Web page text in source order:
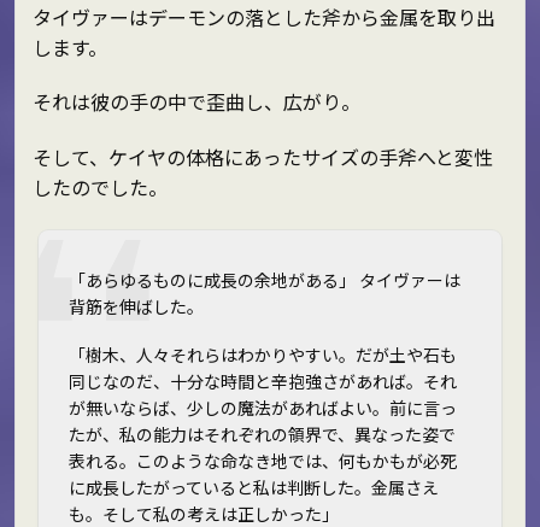
タイヴァーはデーモンの落とした斧から金属を取り出
します。
それは彼の手の中で歪曲し、広がり。
そして、ケイヤの体格にあったサイズの手斧へと変性
したのでした。
「あらゆるものに成長の余地がある」 タイヴァーは
背筋を伸ばした。
「樹木、人々――それらはわかりやすい。だが土や石も
同じなのだ、十分な時間と辛抱強さがあれば。それ
が無いならば、少しの魔法があればよい。前に言っ
たが、私の能力はそれぞれの領界で、異なった姿で
表れる。このような命なき地では、何もかもが必死
に成長したがっていると私は判断した。金属さえ
も。そして私の考えは正しかった」